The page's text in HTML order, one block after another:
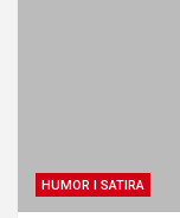
HUMOR I SATIRA